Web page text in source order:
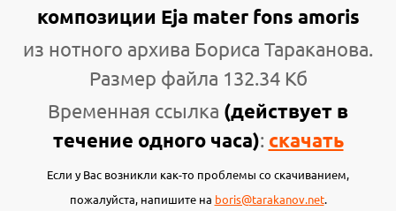
композиции Eja mater fons amoris
из нотного архива Бориса Тараканова.
Размер файла 132.34 Кб
Временная ссылка (действует в
течение одного часа): скачать
Если у Вас возникли как-то проблемы со скачиванием,
пожалуйста, напишите на boris@tarakanov.net.